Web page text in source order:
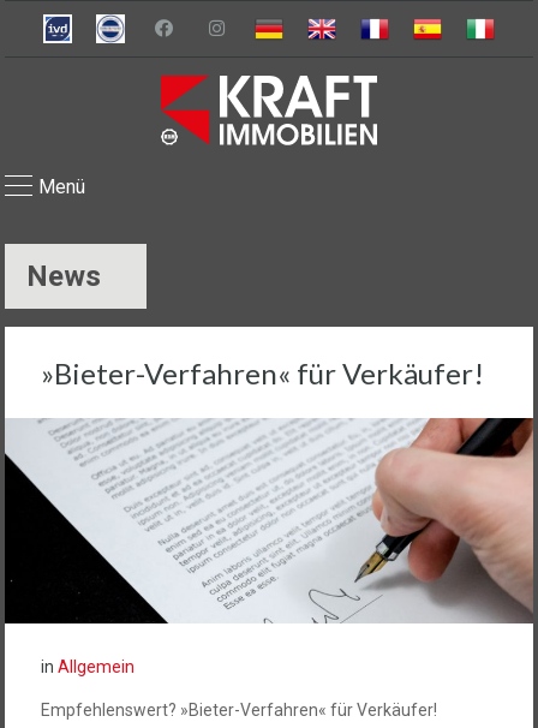
Menü
News
»Bieter-Verfahren« für Verkäufer!
in Allgemein
Empfehlenswert? »Bieter-Verfahren« für Verkäufer!